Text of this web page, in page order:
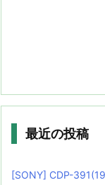
最近の投稿
[SONY] CDP-